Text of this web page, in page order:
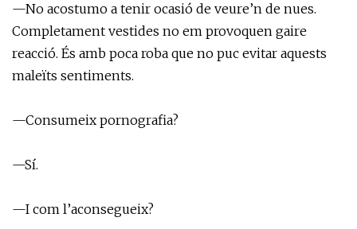
—No acostumo a tenir ocasió de veure’n de nues.
Completament vestides no em provoquen gaire
reacció. És amb poca roba que no puc evitar aquests
maleïts sentiments.
—Consumeix pornografia?
—Sí.
—I com l’aconsegueix?